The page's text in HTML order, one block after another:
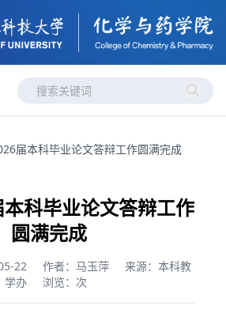
届本科毕业论文答辩工作圆满完成
科毕业论文答辩工作
圆满完成
22 作者：马玉萍
来源：本科教
学办
浏览： 次